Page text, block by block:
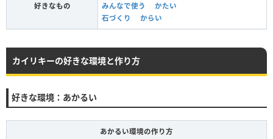
好きなもの
みんなで使う
かたい
石づくり
からい
カイリキーの好きな環境と作り方
好きな環境：あかるい
あかるい環境の作り方